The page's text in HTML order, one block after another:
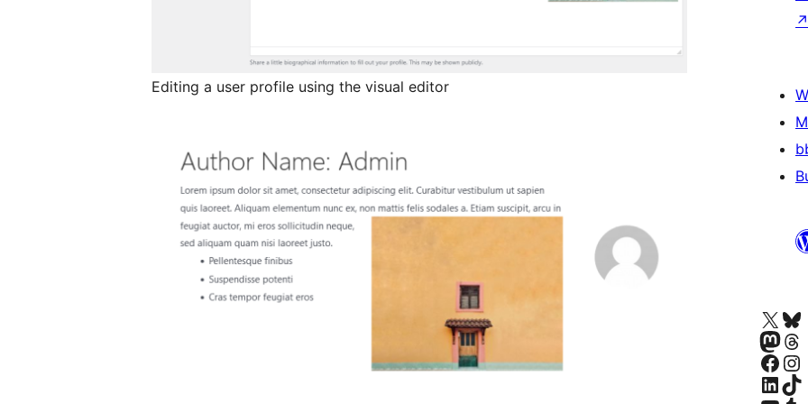
Editing a user profile using the visual editor
↗
Apmeklējiet mūsu X (agrāk
Apmeklējiet
Apmeklējiet mūsuApmeklējiet
Apmeklējiet mūsu Facebook lapu
Apmeklējiet
Apmeklējiet mūsu LinkedIn kontu
Apmeklējiet